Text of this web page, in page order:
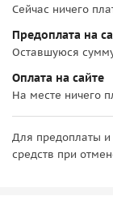
Сейчас ничего
Предоплата на
Оставшуюся
Оплата на сайте
На месте ничего
Для предоплаты и
средств при